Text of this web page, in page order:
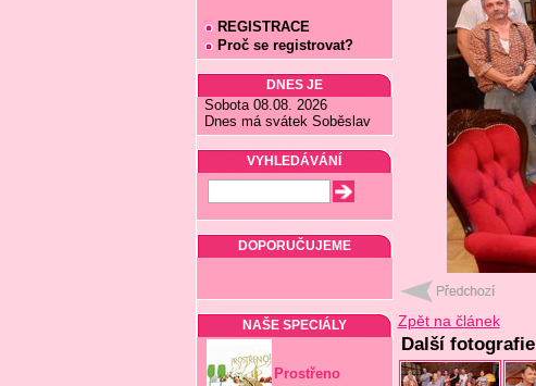
REGISTRACE
Proč se registrovat?
DNES JE
Sobota 08.08. 2026
Dnes má svátek Soběslav
VYHLEDÁVÁNÍ
DOPORUČUJEME
NAŠE SPECIÁLY
Prostřeno
Zpět na článek
Další